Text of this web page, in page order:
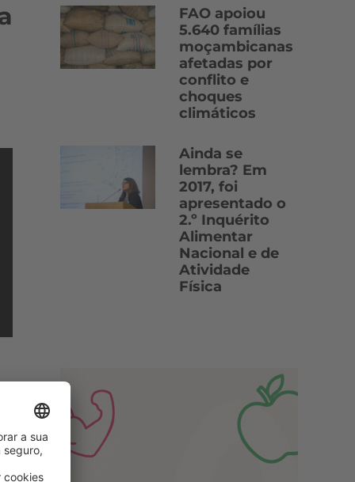
FAO apoiou
5.640 famílias
moçambicanas
afetadas por
conflito e
choques
climáticos
Ainda se
lembra? Em
2017, foi
apresentado o
2.º Inquérito
Alimentar
Nacional e de
Atividade
Física